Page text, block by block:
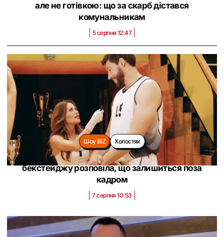
але не готівкою: що за скарб дістався
комунальникам
5 серпня 12:47
Шоу BIZ Холостяк
Наталка Денисенко знову на «Холостяку»: ведуча
бекстейджу розповіла, що залишиться поза
кадром
7 серпня 10:53